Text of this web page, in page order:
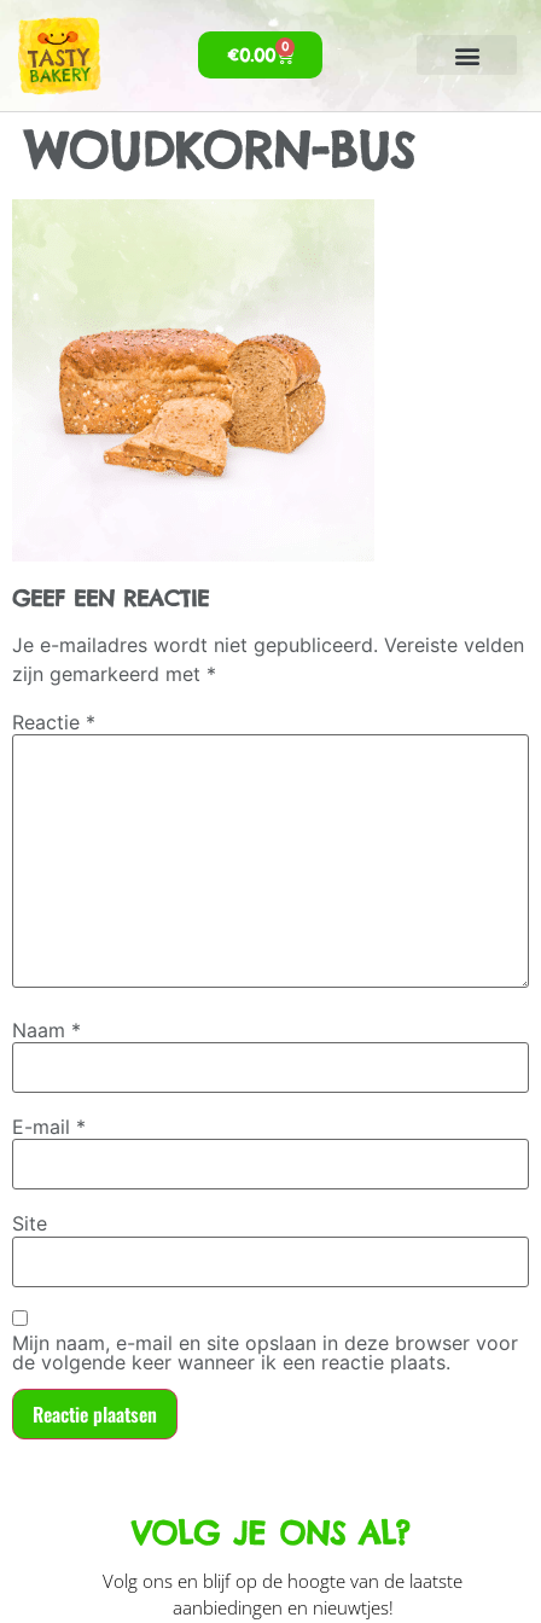
€0.00 0
WOUDKORN-BUS
GEEF EEN REACTIE
Je e-mailadres wordt niet gepubliceerd. Vereiste velden
zijn gemarkeerd met *
Reactie *
Naam *
E-mail *
Site
Mijn naam, e-mail en site opslaan in deze browser voor
de volgende keer wanneer ik een reactie plaats.
VOLG JE ONS AL?
Volg ons en blijf op de hoogte van de laatste
aanbiedingen en nieuwtjes!